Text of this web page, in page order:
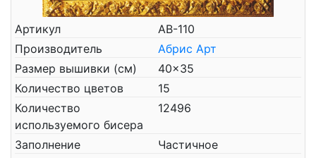
Артикул
АВ-110
Производитель
Абрис Арт
Размер вышивки (см)
40x35
Количество цветов
15
Количество
используемого бисера
12496
Заполнение
Частичное